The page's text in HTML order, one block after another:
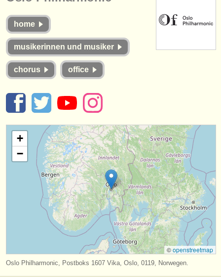
musikwettbewerbe
instrumentenverkauf
gestohlene instrumente
verzeichnisse:
orchester
musikhochschulen
jugendorchester
musicalchairs:
über musicalchairs
kontakt
rss feeds
nachrichten in der klassischen musik
home
musikerinnen und musiker
chorus office
+
−
©openstreetmap
Oslo Philharmonic, Postboks 1607 Vika, Oslo, 0119, Norwegen.